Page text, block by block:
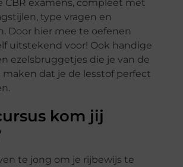
CBR examens, compleet met
type vragen en
Door hier mee te oefenen
uitstekend voor! Ook handige
ezelsbruggetjes die je van de
dat je de lesstof perfect
kom jij
te jong om je rijbewijs te